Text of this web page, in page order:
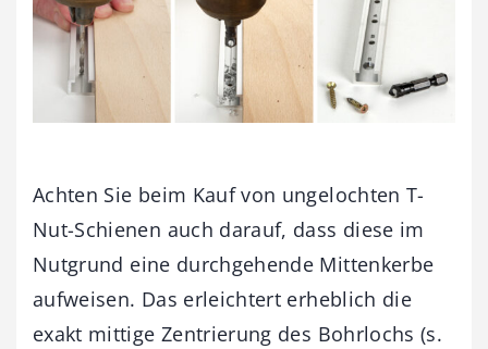
Achten Sie beim Kauf von ungelochten T-
Nut-Schienen auch darauf, dass diese im
Nutgrund eine durchgehende Mittenkerbe
aufweisen. Das erleichtert erheblich die
exakt mittige Zentrierung des Bohrlochs (s.